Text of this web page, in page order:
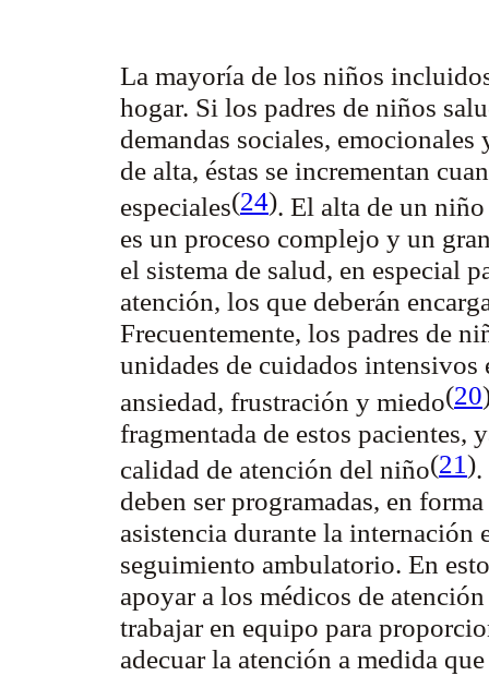
La mayoría de los niños
hogar. Si los padres de niños
demandas sociales,
de alta, éstas se incrementan
especiales(24). El alta de un
es un proceso complejo y un
el sistema de salud, en especial
atención, los que deberán
Frecuentemente, los padres de
unidades de cuidados intensivos
ansiedad, frustración y miedo(20
fragmentada de estos pacientes,
calidad de atención del niño(21).
deben ser programadas, en
asistencia durante la internación
seguimiento ambulatorio. En
apoyar a los médicos de
trabajar en equipo para
adecuar la atención a medida